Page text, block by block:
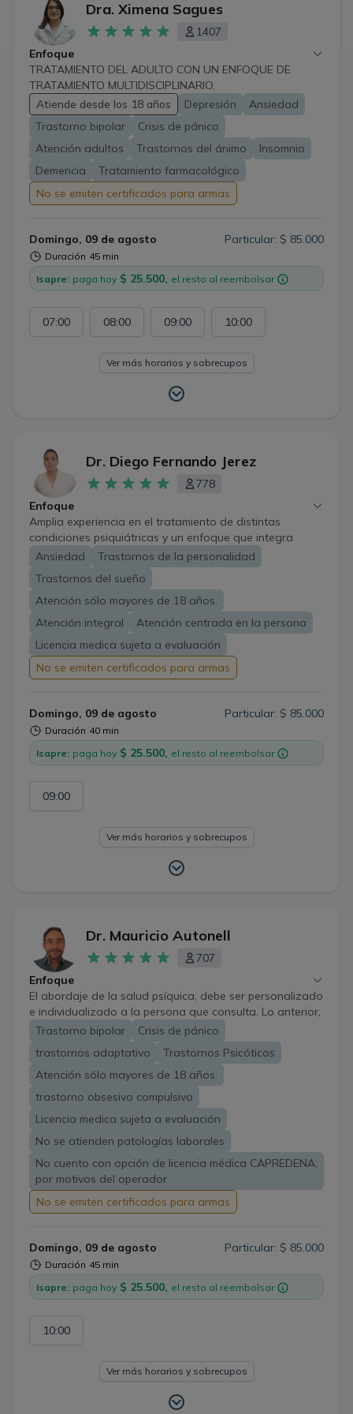
Dra. Ximena Sagues
1407
Enfoque
TRATAMIENTO DEL ADULTO CON UN ENFOQUE DE
TRATAMIENTO MULTIDISCIPLINARIO,
PSICOFARMACOLOGICO, INICIANDO UNA EVALUACION
DEL PACIENTE, TENIENDO EN CUENTA
COMORBILIDADES, Y GENERANDO DERIVACIONES
OPORTUNAS A ESPECIALISTAS MEDICOS Y NO
MEDICOS.
Atiende desde los 18 años Depresión
Ansiedad
Trastorno bipolar
Crisis de pánico
Atención adultos
Trastornos del ánimo
Insomnio
Demencia
Tratamiento farmacológico
No se emiten certificados para armas
Domingo, 09 de agosto
Duración 45 min
Particular: $ 85.000
Isapre: paga hoy $ 25.500, el resto al reembolsar
07:00 08:00 09:00 10:00
Ver más horarios y sobrecupos
Dr. Diego Fernando Jerez
778
Enfoque
Amplia experiencia en el tratamiento de distintas
condiciones psiquiátricas y un enfoque que integra
conocimientos basados en evidencia científica, principios
éticos y un trato cordial y amable expresado en el
vínculo terapéutico. El objetivo de la consulta será lograr
una adecuada recuperación y mantención de su salud
mental.
Ansiedad
Trastornos de la personalidad
Trastornos del sueño
Atención sólo mayores de 18 años.
Atención integral
Atención centrada en la persona
Licencia medica sujeta a evaluación
No se emiten certificados para armas
Domingo, 09 de agosto
Duración 40 min
Particular: $ 85.000
Isapre: paga hoy $ 25.500, el resto al reembolsar
09:00
Ver más horarios y sobrecupos
Dr. Mauricio Autonell
707
Enfoque
El abordaje de la salud psíquica, debe ser personalizado
e individualizado a la persona que consulta. Lo anterior,
tomando en cuenta que la condición humana es
compleja y el sufrimiento psíquico subjetivo y
multifactorial. En ese contexto, estoy convencido que
debe establecerse una relación terapéutica fuerte y
saludable entre el tratante y el usuario, que ponga en
primer plano la confianza, así como un acercamiento
empático y respetuoso.
Trastorno bipolar
Crisis de pánico
trastornos adaptativo
Trastornos Psicóticos
Atención sólo mayores de 18 años.
trastorno obsesivo compulsivo
Licencia medica sujeta a evaluación
No se atienden patologías laborales
No cuento con opción de licencia médica CAPREDENA,
por motivos del operador
No se emiten certificados para armas
Domingo, 09 de agosto
Duración 45 min
Particular: $ 85.000
Isapre: paga hoy $ 25.500, el resto al reembolsar
10:00
Ver más horarios y sobrecupos